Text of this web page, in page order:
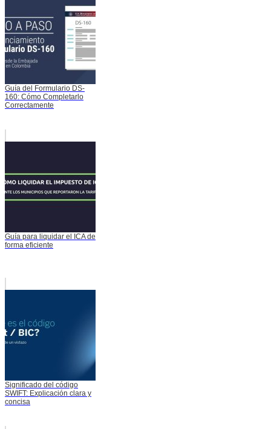
Guía del Formulario DS-
160: Cómo Completarlo
Correctamente
Guía para liquidar el ICA de
forma eficiente
Significado del código
SWIFT: Explicación clara y
concisa